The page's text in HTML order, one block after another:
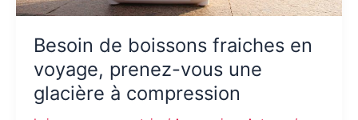
Besoin de boissons fraiches en
voyage, prenez-vous une
glacière à compression